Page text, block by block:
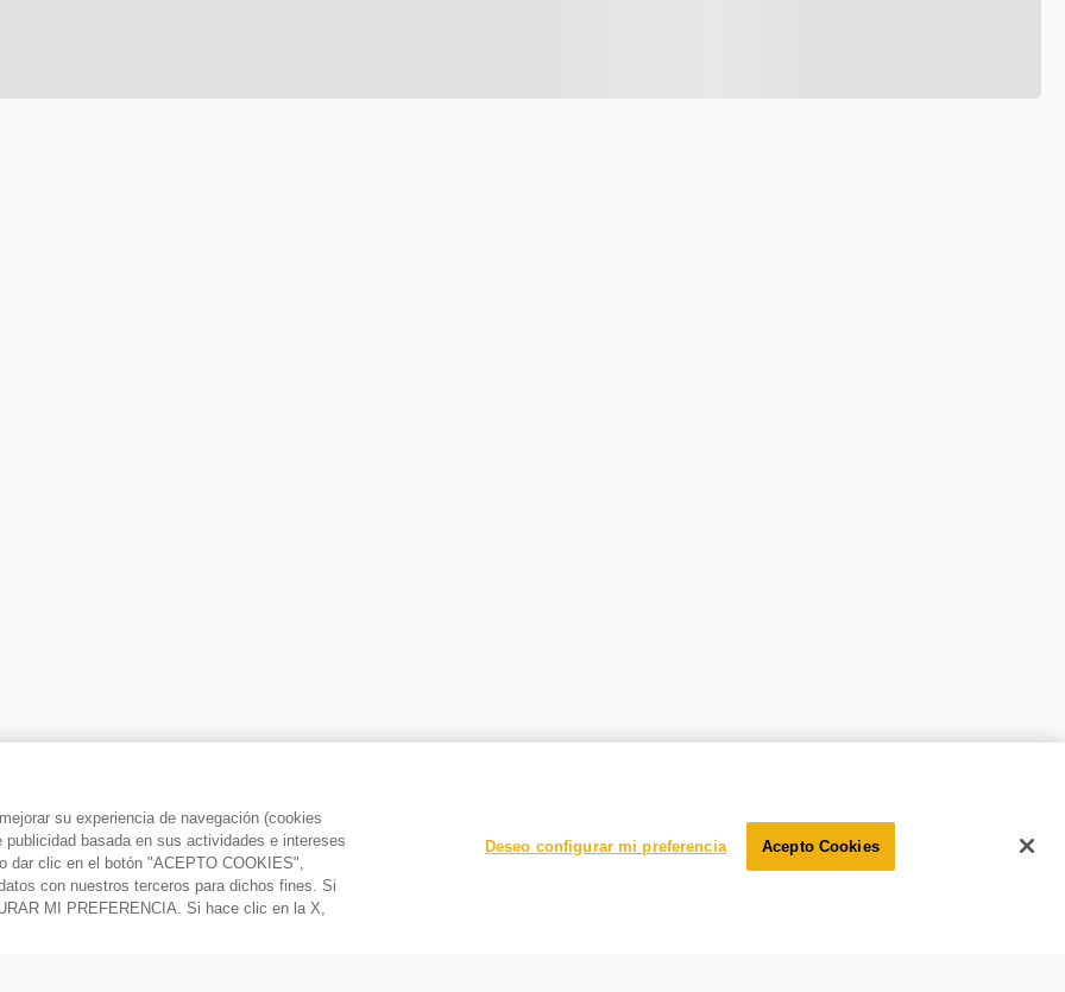
su experiencia de navegación (cookies
basada en sus actividades e intereses
dar clic en el botón "ACEPTO COOKIES",
con nuestros terceros para dichos fines. Si
MI PREFERENCIA. Si hace clic en la X,
Deseo configurar mi preferencia Acepto Cookies